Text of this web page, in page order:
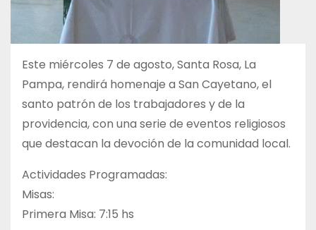
Este miércoles 7 de agosto, Santa Rosa, La
Pampa, rendirá homenaje a San Cayetano, el
santo patrón de los trabajadores y de la
providencia, con una serie de eventos religiosos
que destacan la devoción de la comunidad local.
Actividades Programadas:
Misas:
Primera Misa: 7:15 hs